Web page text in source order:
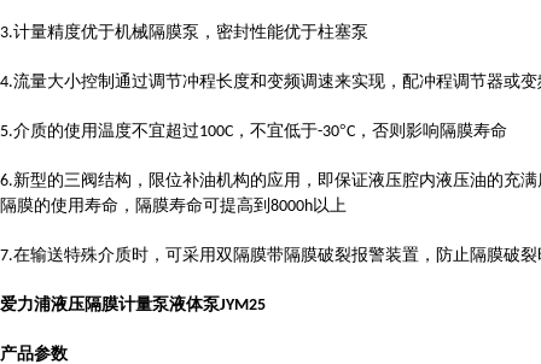
3.计量精度优于机械隔膜泵，密封性能优于柱塞泵
4.流量大小控制通过调节冲程长度和变频调速来实现，配冲程调节器或
5.介质的使用温度不宜超过100C ，不宜低于-30°C ，否则影响隔膜寿命
6.新型的三阀结构，限位补油机构的应用，即保证液压腔内液压油的充
隔膜的使用寿命，隔膜寿命可提高到 8000h以上
7.在输送特殊介质时，可采用双隔膜带隔膜破裂报警装置，防止隔膜破
爱力浦液压隔膜计量泵液体泵JYM25
产品参数